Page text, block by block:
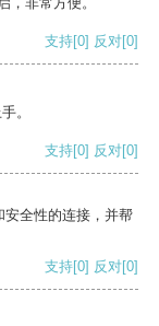
支持[0] 反对[0]
。
支持[0] 反对[0]
全性的连接，并帮
支持[0] 反对[0]